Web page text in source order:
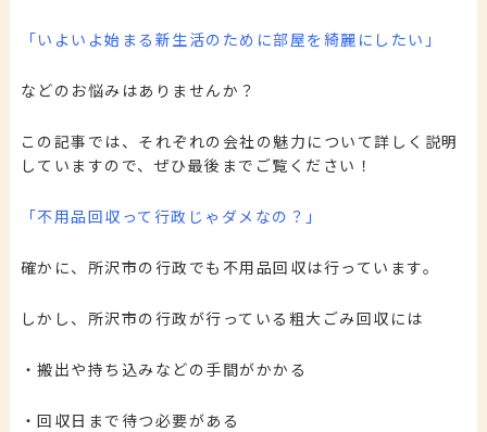
「いよいよ始まる新生活のために部屋を綺麗にしたい」
などのお悩みはありませんか？
この記事では、それぞれの会社の魅力について詳しく説明
していますので、ぜひ最後までご覧ください！
「不用品回収って行政じゃダメなの？」
確かに、所沢市の行政でも不用品回収は行っています。
しかし、所沢市の行政が行っている粗大ごみ回収には
・搬出や持ち込みなどの手間がかかる
・回収日まで待つ必要がある